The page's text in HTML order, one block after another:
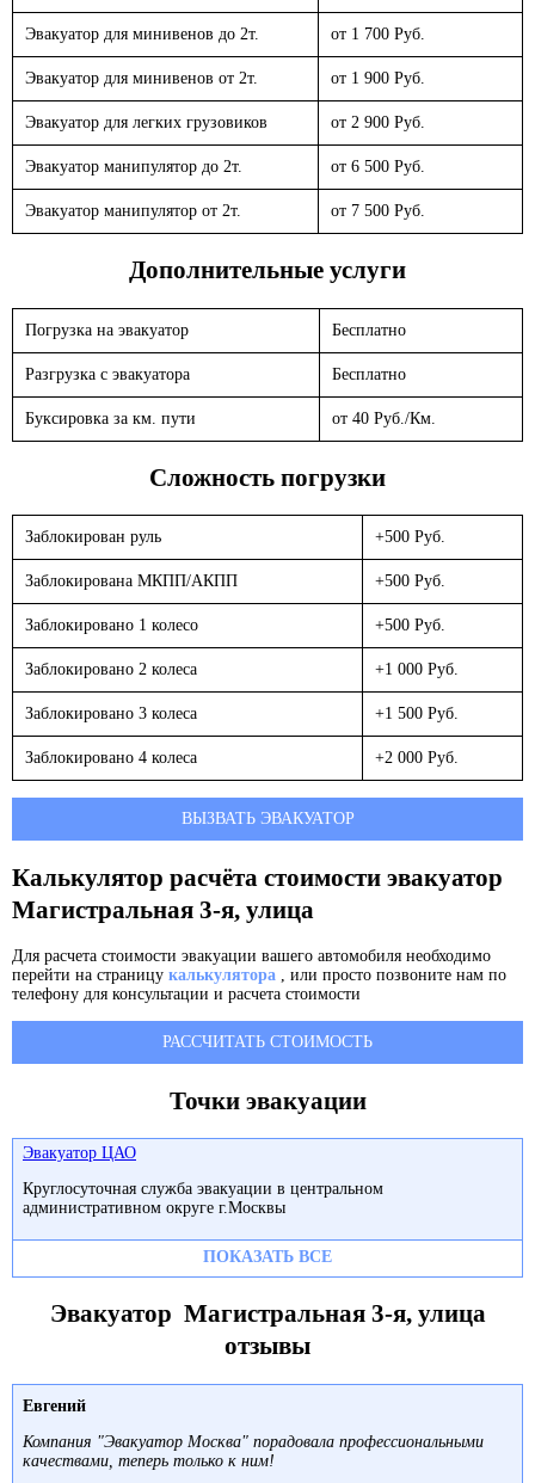
Эвакуатор для минивенов до 2т. от 1 700 Руб.
Эвакуатор для минивенов от 2т. от 1 900 Руб.
Эвакуатор для легких грузовиков от 2 900 Руб.
Эвакуатор манипулятор до 2т. от 6 500 Руб.
Эвакуатор манипулятор от 2т. от 7 500 Руб.
Дополнительные услуги
Погрузка на эвакуатор Бесплатно
Разгрузка с эвакуатора Бесплатно
Буксировка за км. пути от 40 Руб./Км.
Сложность погрузки
Заблокирован руль +500 Руб.
Заблокирована МКПП/АКПП +500 Руб.
Заблокировано 1 колесо +500 Руб.
Заблокировано 2 колеса +1 000 Руб.
Заблокировано 3 колеса +1 500 Руб.
Заблокировано 4 колеса +2 000 Руб.
ВЫЗВАТЬ ЭВАКУАТОР
Калькулятор расчёта стоимости эвакуатор
Магистральная 3-я, улица
Для расчета стоимости эвакуации вашего автомобиля необходимо
перейти на страницу калькулятора , или просто позвоните нам по
телефону для консультации и расчета стоимости
РАССЧИТАТЬ СТОИМОСТЬ
Точки эвакуации
Эвакуатор ЦАО
Круглосуточная служба эвакуации в центральном
административном округе г.Москвы
ПОКАЗАТЬ ВСЕ
Эвакуатор Магистральная 3-я, улица
отзывы
Евгений
Компания "Эвакуатор Москва" порадовала профессиональными
качествами, теперь только к ним!